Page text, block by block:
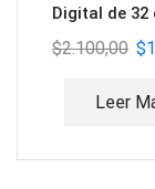
Digital de 32
$2.100,00 $
Leer